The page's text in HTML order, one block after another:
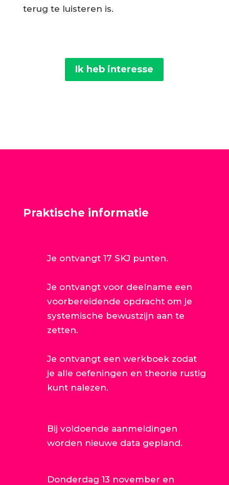
terug te luisteren is.
Ik heb interesse
Praktische informatie
Je ontvangt 17 SKJ punten.
Je ontvangt voor deelname een
voorbereidende opdracht om je
systemische bewustzijn aan te
zetten.
Je ontvangt een werkboek zodat
je alle oefeningen en theorie rustig
kunt nalezen.
Bij voldoende aanmeldingen
worden nieuwe data gepland.
Donderdag 13 november en